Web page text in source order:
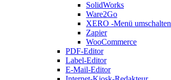
SolidWorks
Ware2Go
XERO -Menü umschalten
Zapier
WooCommerce
PDF-Editor
Label-Editor
E-Mail-Editor